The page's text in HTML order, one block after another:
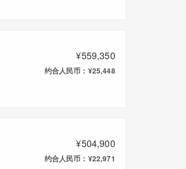
¥559,350
约合人民币：¥25,448
¥504,900
约合人民币：¥22,971